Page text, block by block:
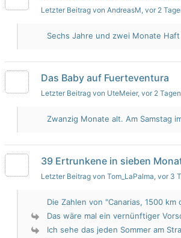
Letzter Beitrag von AndreasM, vor 2
Sechs Jahre und zwei Monate
Das Baby auf Fuerteventura
Letzter Beitrag von UteMeier, vor 2 Tagen
Zwanzig Monate alt. Am Samstag
39 Ertrunkene in sieben
Letzter Beitrag von Tom_LaPalma, vor 3
Die Zahlen von "Canarias, 1500 km
Das wäre mal ein vernünftiger
Ich sehe das jeden Sommer am